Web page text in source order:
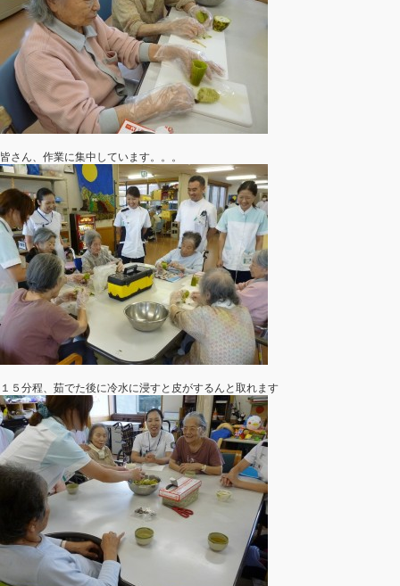
皆さん、作業に集中しています。。。
１５分程、茹でた後に冷水に浸すと皮がするんと取れます